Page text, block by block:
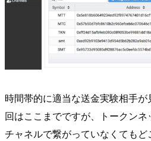
時間帯的に適当な送金実験相手
回はここまでですが、トークン
チャネルで繋がっていなくても